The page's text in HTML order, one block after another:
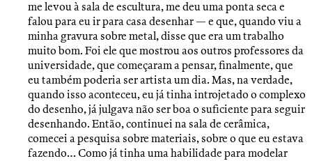
me levou à sala de escultura, me deu uma ponta seca e
falou para eu ir para casa desenhar — e que, quando viu a
minha gravura sobre metal, disse que era um trabalho
muito bom. Foi ele que mostrou aos outros professores da
universidade, que começaram a pensar, finalmente, que
eu também poderia ser artista um dia. Mas, na verdade,
quando isso aconteceu, eu já tinha introjetado o complexo
do desenho, já julgava não ser boa o suficiente para seguir
desenhando. Então, continuei na sala de cerâmica,
comecei a pesquisa sobre materiais, sobre o que eu estava
fazendo… Como já tinha uma habilidade para modelar